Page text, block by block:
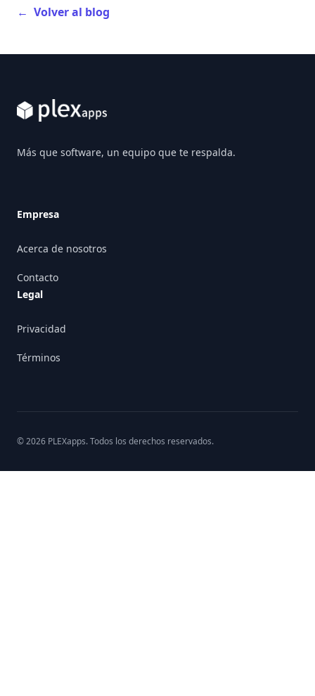
← Volver al blog
Más que software, un equipo que te respalda.
Empresa
Acerca de nosotros
Contacto
Legal
Privacidad
Términos
©2026 PLEXapps. Todos los derechos reservados.